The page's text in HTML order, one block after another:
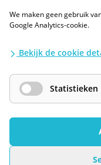
ESG
Diversiteit en
Algemene
Waarborgen
AI / LLM
We maken geen gebruik
Google Analytics-cookie.
Bekijk de cookie
Statistieken